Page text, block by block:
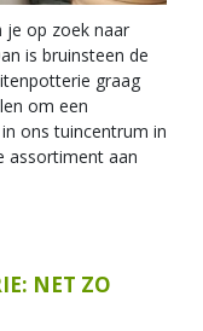
je op zoek naar
is bruinsteen de
graag
om een
ons tuincentrum in
assortiment aan
NET ZO